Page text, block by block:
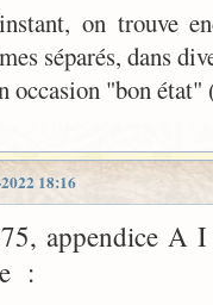
on trouve
séparés, dans
occasion "bon
18:16
appendice A
: